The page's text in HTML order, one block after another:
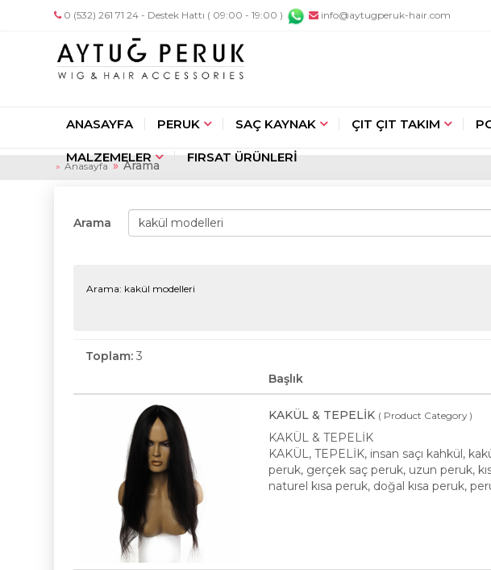
0 (532) 261 71 24 - Destek Hattı ( 09:00 - 19:00 ) info@aytugperuk-hair.com
ANASAYFA PERUK SAÇ KAYNAK ÇIT ÇIT TAKIM
MALZEMELER FIRSAT ÜRÜNLERİ
Anasayfa Arama
Arama
Arama: kakül modelleri
Toplam: 3
Başlık
KAKÜL & TEPELİK ( Product Category )
KAKÜL & TEPELİK
KAKÜL, TEPELİK, insan saçı kahkül,
peruk, gerçek saç peruk, uzun peruk,
naturel kısa peruk, doğal kısa peruk,